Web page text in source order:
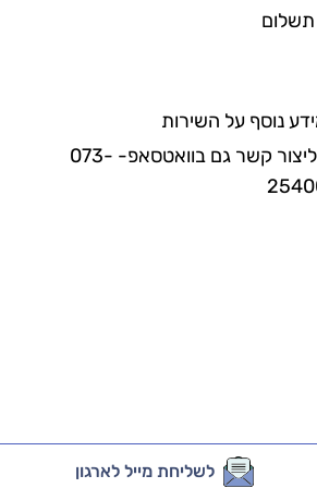
נוסף על השירות
ניתן ליצור קשר גם בוואטסאפ- 073-
לשליחת מייל לארגון